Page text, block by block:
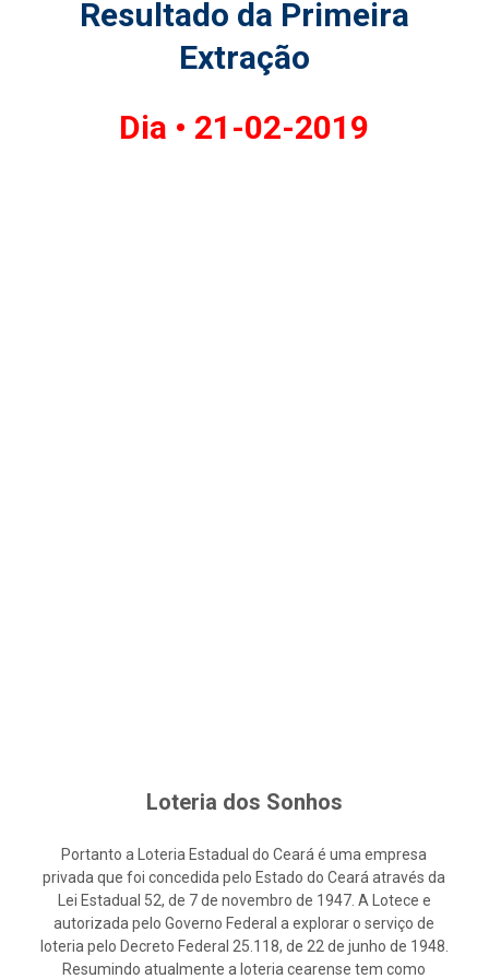
Resultado da Primeira
Extração
Dia • 21-02-2019
Loteria dos Sonhos
Portanto a Loteria Estadual do Ceará é uma empresa
privada que foi concedida pelo Estado do Ceará através da
Lei Estadual 52, de 7 de novembro de 1947. A Lotece e
autorizada pelo Governo Federal a explorar o serviço de
loteria pelo Decreto Federal 25.118, de 22 de junho de 1948.
Resumindo atualmente a loteria cearense tem como